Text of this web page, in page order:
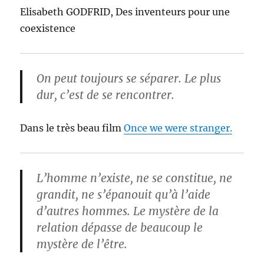
Elisabeth GODFRID, Des inventeurs pour une
coexistence
On peut toujours se séparer. Le plus
dur, c’est de se rencontrer.
Dans le très beau filmOnce we were stranger.
L’homme n’existe, ne se constitue, ne
grandit, ne s’épanouit qu’à l’aide
d’autres hommes. Le mystère de la
relation dépasse de beaucoup le
mystère de l’être.